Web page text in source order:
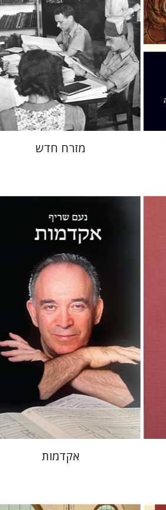
הנחת אתר ספר מודפס
$42
$38
מזרח חדש
נעם שריף
מתן חרמוני
הנחת אתר ספר מודפס
$35
$32
אקדמות